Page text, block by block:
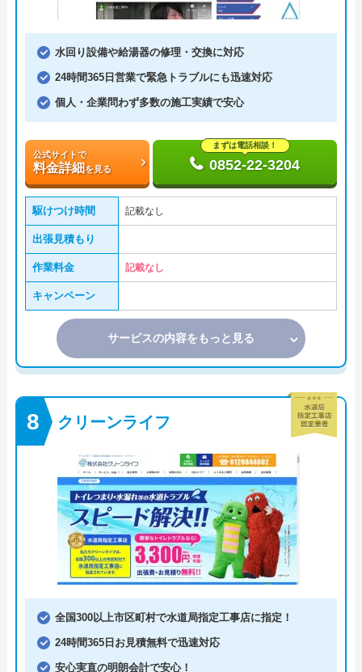
水回り設備や給湯器の修理・交換に対応
24時間365日営業で緊急トラブルにも迅速対応
個人・企業問わず多数の施工実績で安心
公式サイトで
料金詳細を見る
まずは電話相談！
0852-22-3204
駆けつけ時間 記載なし
出張見積もり
作業料金 記載なし
キャンペーン
サービスの内容をもっと見る
クリーンライフ
全国300以上市区町村で水道局指定工事店に指定！
24時間365日お見積無料で迅速対応
安心実直の明朗会計で安心！